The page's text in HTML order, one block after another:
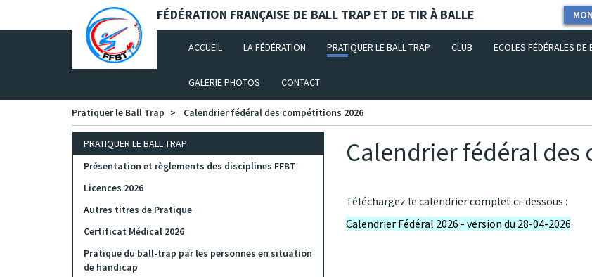
Panneau de gestion des cookies FÉDÉRATION FRANÇAISE DE BALL TRAP ET DE TIR À BALLE
ACCUEIL (CURRENT)
LA FÉDÉRATION PRATIQUER LE BALL TRAP CLUB ECOLES FÉDÉRALES DE
GALERIE PHOTOS CONTACT
Pratiquer le Ball Trap Calendrier fédéral des compétitions 2026
PRATIQUER LE BALL TRAP
Présentation et règlements des disciplines FFBT
Licences 2026
Autres titres de Pratique
Certificat Médical 2026
Pratique du ball-trap par les personnes en situation
de handicap
Calendrier fédéral des
Téléchargez le calendrier complet ci-dessous :
Calendrier Fédéral 2026 - version du 28-04-2026